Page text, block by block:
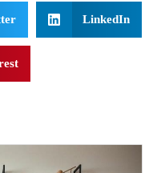
LinkedIn